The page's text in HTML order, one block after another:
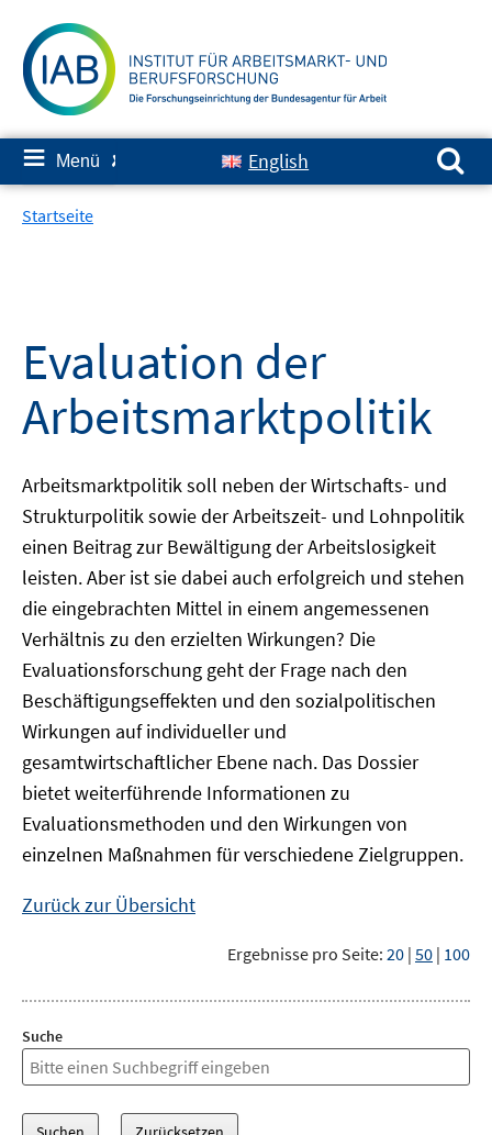
zum
Inhalt
≡ Menü ✘ English
Suchen nach:
Startseite
Evaluation der
Arbeitsmarktpolitik
Arbeitsmarktpolitik soll neben der Wirtschafts- und
Strukturpolitik sowie der Arbeitszeit- und Lohnpolitik
einen Beitrag zur Bewältigung der Arbeitslosigkeit
leisten. Aber ist sie dabei auch erfolgreich und stehen
die eingebrachten Mittel in einem angemessenen
Verhältnis zu den erzielten Wirkungen? Die
Evaluationsforschung geht der Frage nach den
Beschäftigungseffekten und den sozialpolitischen
Wirkungen auf individueller und
gesamtwirtschaftlicher Ebene nach. Das Dossier
bietet weiterführende Informationen zu
Evaluationsmethoden und den Wirkungen von
einzelnen Maßnahmen für verschiedene Zielgruppen.
Zurück zur Übersicht
Ergebnisse pro Seite: 20 | 50 | 100
Suche